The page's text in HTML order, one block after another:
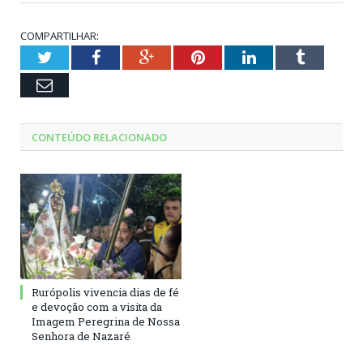
COMPARTILHAR:
TwitterFacebookGoogle+PinterestLinkedInTumblr
Email
CONTEÚDO RELACIONADO
Rurópolis vivencia dias de fé
e devoção com a visita da
Imagem Peregrina de Nossa
Senhora de Nazaré